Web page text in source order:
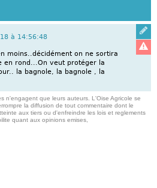
à 14:56:48
moins..décidément on ne sortira
en rond...On veut protéger la
la bagnole, la bagnole , la
n'engagent que leurs auteurs. L'Oise Agricole se
la diffusion de tout commentaire dont le
aux tiers ou d'enfreindre les lois et reglements
quant aux opinions emises,